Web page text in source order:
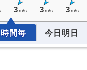
3 m/s 3 m/s 3 m/s
間毎 今日明日